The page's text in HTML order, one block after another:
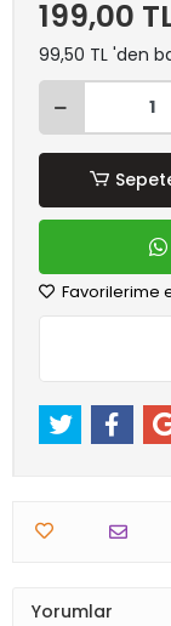
199,00
99,50 TL 'den
Favorilerime
Yorumlar